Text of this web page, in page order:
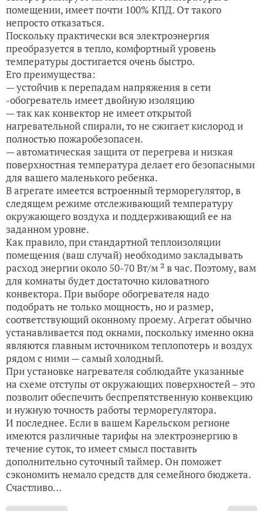
помещении, имеет почти 100% КПД. От такого
непросто отказаться.
Поскольку практически вся электроэнергия
преобразуется в тепло, комфортный уровень
температуры достигается очень быстро.
Его преимущества:
— устойчив к перепадам напряжения в сети
-обогреватель имеет двойную изоляцию
— так как конвектор не имеет открытой
нагревательной спирали, то не сжигает кислород и
полностью пожаробезопасен.
— автоматическая защита от перегрева и низкая
поверхностная температура делает его безопасными
для вашего маленького ребенка.
В агрегате имеется встроенный терморегулятор, в
следящем режиме отслеживающий температуру
окружающего воздуха и поддерживающий ее на
заданном уровне.
Как правило, при стандартной теплоизоляции
помещения (ваш случай) необходимо закладывать
расход энергии около 50-70 Вт/м ² в час. Поэтому, вам
для комнаты будет достаточно киловатного
конвектора. При выборе обогревателя надо
подобрать не только мощность, но и размер,
соответствующий оконному проему. Агрегат обычно
устанавливается под окнами, поскольку именно окна
являются главным источником теплопотерь и воздух
рядом с ними — самый холодный.
При установке нагревателя соблюдайте указанные
на схеме отступы от окружающих поверхностей – это
позволит обеспечить беспрепятственную конвекцию
и нужную точность работы терморегулятора.
И последнее. Если в вашем Карельском регионе
имеются различные тарифы на электроэнергию в
течение суток, то имеет смысл поставить
дополнительно суточный таймер. Он поможет
сэкономить немало средств для семейного бюджета.
Счастливо…